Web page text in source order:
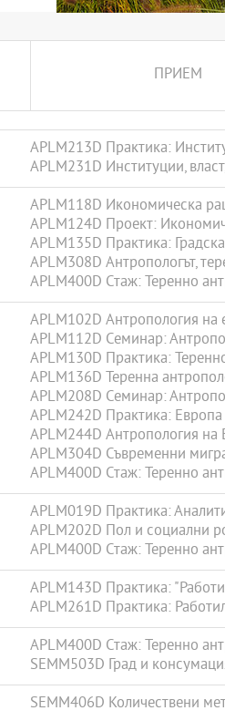
ПРИЕМ
APLM213D Практика:
APLM231D Институции,
APLM118D Икономическа
APLM124D Проект:
APLM135D Практика:
APLM308D Антропологът,
APLM400D Стаж: Теренно
APLM102D Антропология на
APLM112D Семинар:
APLM130D Практика:
APLM136D Теренна
APLM208D Семинар:
APLM242D Практика:
APLM244D Антропология на
APLM304D Съвременни
APLM400D Стаж: Теренно
APLM019D Практика:
APLM202D Пол и социални
APLM400D Стаж: Теренно
APLM143D Практика:
APLM261D Практика:
APLM400D Стаж: Теренно
SEMM503D Град и
SEMM406D Количествени